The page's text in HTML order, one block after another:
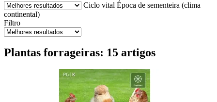
Ciclo vital Época de sementeira (clima
continental)
Filtro
Plantas forrageiras: 15 artigos